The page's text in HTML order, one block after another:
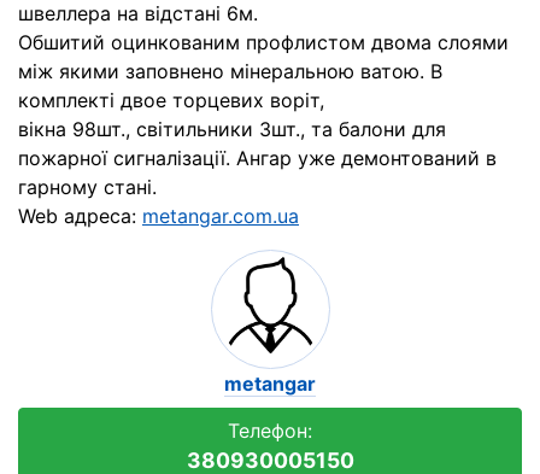
швеллера на відстані 6м.
Обшитий оцинкованим профлистом двома слоями
між якими заповнено мінеральною ватою. В
комплекті двое торцевих воріт,
вікна 98шт., світильники 3шт., та балони для
пожарної сигналізації. Ангар уже демонтований в
гарному стані.
Web адреса: metangar.com.ua
metangar
Телефон:
380930005150